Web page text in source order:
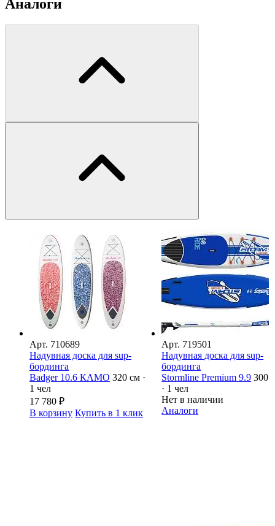
Аналоги
Арт. 710689
Надувная доска для sup-
бординга
Badger 10.6 КАМО 320 см ·
1 чел
17 780 ₽
В корзину Купить в 1 клик
Арт. 719501
Надувная доска для sup-
бординга
Stormline Premium 9.9 300
· 1 чел
Нет в наличии
Аналоги